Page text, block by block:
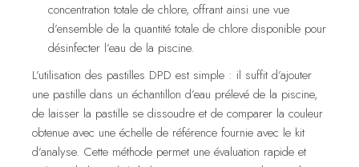
concentration totale de chlore, offrant ainsi une vue
d’ensemble de la quantité totale de chlore disponible pour
désinfecter l’eau de la piscine.
L’utilisation des pastilles DPD est simple : il suffit d’ajouter
une pastille dans un échantillon d’eau prélevé de la piscine,
de laisser la pastille se dissoudre et de comparer la couleur
obtenue avec une échelle de référence fournie avec le kit
d’analyse. Cette méthode permet une évaluation rapide et